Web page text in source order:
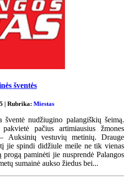
šventės
| Rubrika: Miestas
šventė nudžiugino palangiškių šeimą.
pačius artimiausius žmones
Auksinių vestuvių metinių. Drauge
jie spindi didžiule meile ne tik vienas
paminėti jie nusprendė Palangos
sumainė aukso žiedus bei...